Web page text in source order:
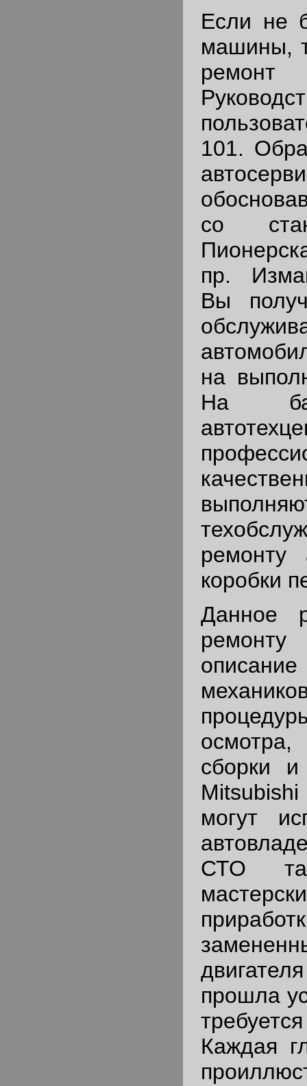
Если не
машины,
ремонт
101.
со
пр.
Вы
на
На
ремонту
коробки
Данное
сборки и
могут
СТО
прошла
Каждая